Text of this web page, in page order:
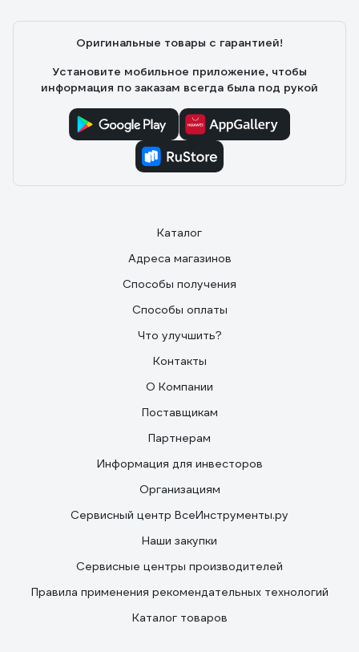
Оригинальные товары с гарантией!
Установите мобильное приложение, чтобы
информация по заказам всегда была под рукой
Каталог
Адреса магазинов
Способы получения
Способы оплаты
Что улучшить?
Контакты
О Компании
Поставщикам
Партнерам
Информация для инвесторов
Организациям
Сервисный центр ВсеИнструменты.ру
Наши закупки
Сервисные центры производителей
Правила применения рекомендательных технологий
Каталог товаров